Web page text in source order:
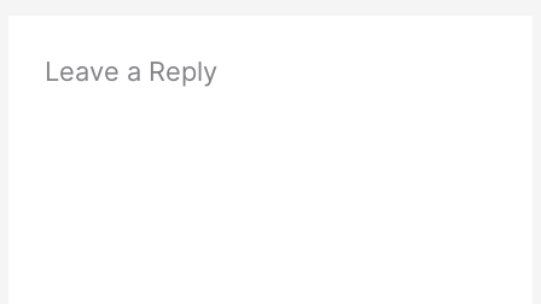
Leave a Reply